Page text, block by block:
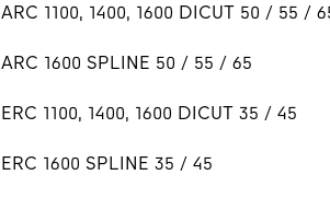
ARC 1100, 1400, 1600 DICUT 50 / 55 /
ARC 1600 SPLINE 50 / 55 / 65
ERC 1100, 1400, 1600 DICUT 35 / 45
ERC 1600 SPLINE 35 / 45